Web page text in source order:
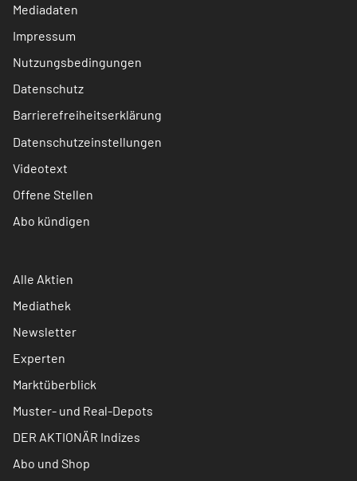
Mediadaten
Impressum
Nutzungsbedingungen
Datenschutz
Barrierefreiheitserklärung
Datenschutzeinstellungen
Videotext
Offene Stellen
Abo kündigen
Alle Aktien
Mediathek
Newsletter
Experten
Marktüberblick
Muster- und Real-Depots
DER AKTIONÄR Indizes
Abo und Shop